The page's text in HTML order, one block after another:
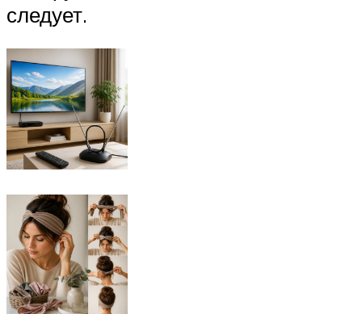
следует.